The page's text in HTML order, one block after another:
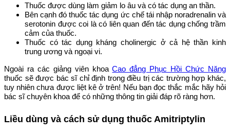
Thuốc được dùng làm giảm lo âu và có tác dụng an thần.
Bên cạnh đó thuốc tác dụng ức chế tái nhập noradrenalin và
serotonin được coi là có liên quan đến tác dụng chống trầm
cảm của thuốc.
Thuốc có tác dụng kháng cholinergic ở cả hệ thần kinh
trung ương và ngoại vi.
Ngoài ra các giảng viên khoaCao đẳng Phục Hồi Chức Năng
thuốc sẽ được bác sĩ chỉ định trong điều trị các trường hợp khác,
tuy nhiên chưa được liệt kê ở trên! Nếu bạn đọc thắc mắc hãy hỏi
bác sĩ chuyên khoa để có những thông tin giải đáp rõ ràng hơn.
Liều dùng và cách sử dụng thuốc Amitriptylin